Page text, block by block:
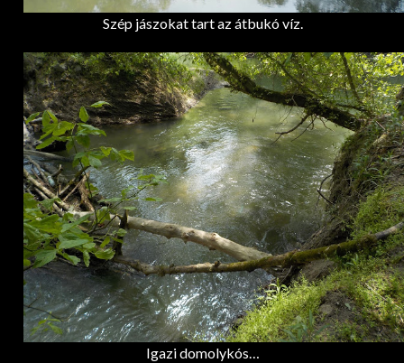
Szép jászokat tart az átbukó víz.
Igazi domolykós…